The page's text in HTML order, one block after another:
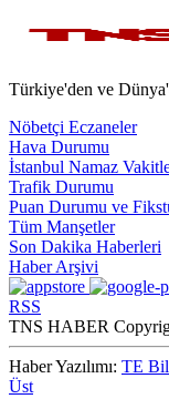
Türkiye'den ve
Nöbetçi Eczaneler
Hava Durumu
İstanbul Namaz
Trafik Durumu
Puan Durumu ve
Tüm Manşetler
Son Dakika Haberleri
Haber Arşivi
RSS
TNS HABER
Haber Yazılımı: TE
Üst